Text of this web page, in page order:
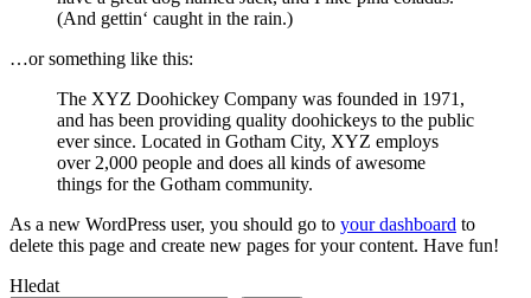
(And gettin‘ caught in the rain.)
…or something like this:
The XYZ Doohickey Company was founded in 1971,
and has been providing quality doohickeys to the public
ever since. Located in Gotham City, XYZ employs
over 2,000 people and does all kinds of awesome
things for the Gotham community.
As a new WordPress user, you should go to your dashboard to
delete this page and create new pages for your content. Have fun!
Hledat